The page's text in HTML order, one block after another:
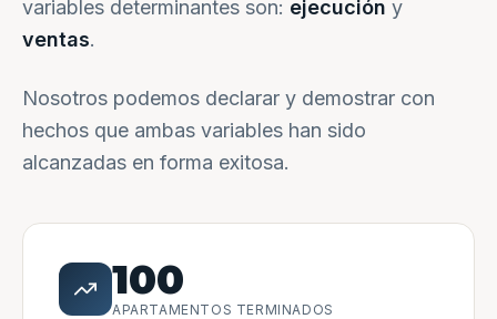
variables determinantes son: ejecución y
ventas.
Nosotros podemos declarar y demostrar con
hechos que ambas variables han sido
alcanzadas en forma exitosa.
100
APARTAMENTOS TERMINADOS